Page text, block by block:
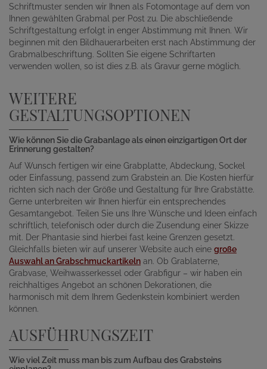
Schriftmuster senden wir Ihnen als Fotomontage auf dem von
Ihnen gewählten Grabmal per Post zu. Die abschließende
Schriftgestaltung erfolgt in enger Abstimmung mit Ihnen. Wir
beginnen mit den Bildhauerarbeiten erst nach Abstimmung der
Grabmalbeschriftung. Sollten Sie eigene Schriftarten
verwenden wollen, so ist dies z.B. als Gravur gerne möglich.
WEITERE
GESTALTUNGSOPTIONEN
Wie können Sie die Grabanlage als einen einzigartigen Ort der
Erinnerung gestalten?
Auf Wunsch fertigen wir eine Grabplatte, Abdeckung, Sockel
oder Einfassung, passend zum Grabstein an. Die Kosten hierfür
richten sich nach der Größe und Gestaltung für Ihre Grabstätte.
Gerne unterbreiten wir Ihnen hierfür ein entsprechendes
Gesamtangebot. Teilen Sie uns Ihre Wünsche und Ideen einfach
schriftlich, telefonisch oder durch die Zusendung einer Skizze
mit. Der Phantasie sind hierbei fast keine Grenzen gesetzt.
Gleichfalls bieten wir auf unserer Website auch eine große
Auswahl an Grabschmuckartikeln an. Ob Grablaterne,
Grabvase, Weihwasserkessel oder Grabfigur – wir haben ein
reichhaltiges Angebot an schönen Dekorationen, die
harmonisch mit dem Ihrem Gedenkstein kombiniert werden
können.
AUSFÜHRUNGSZEIT
Wie viel Zeit muss man bis zum Aufbau des Grabsteins